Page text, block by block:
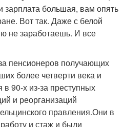
зарплата большая, вам опять
Вот так. Даже с белой
не заработаешь. И все
пенсионеров получающих
более четверти века и
90-х из-за преступных
и реорганизаций
правления.Они в
и стаж и были